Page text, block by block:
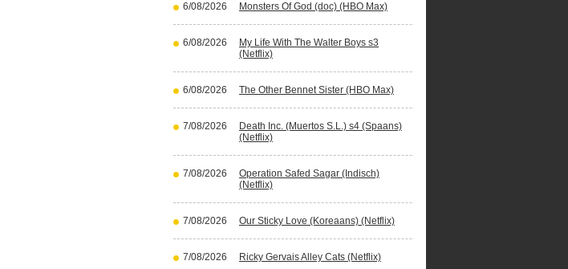
6/08/2026 Monsters Of God (doc) (HBO Max)
6/08/2026
My Life With The Walter Boys s3
(Netflix)
6/08/2026 The Other Bennet Sister (HBO Max)
7/08/2026
Death Inc. (Muertos S.L.) s4 (Spaans)
(Netflix)
7/08/2026
Operation Safed Sagar (Indisch)
(Netflix)
7/08/2026 Our Sticky Love (Koreaans) (Netflix)
7/08/2026 Ricky Gervais Alley Cats (Netflix)